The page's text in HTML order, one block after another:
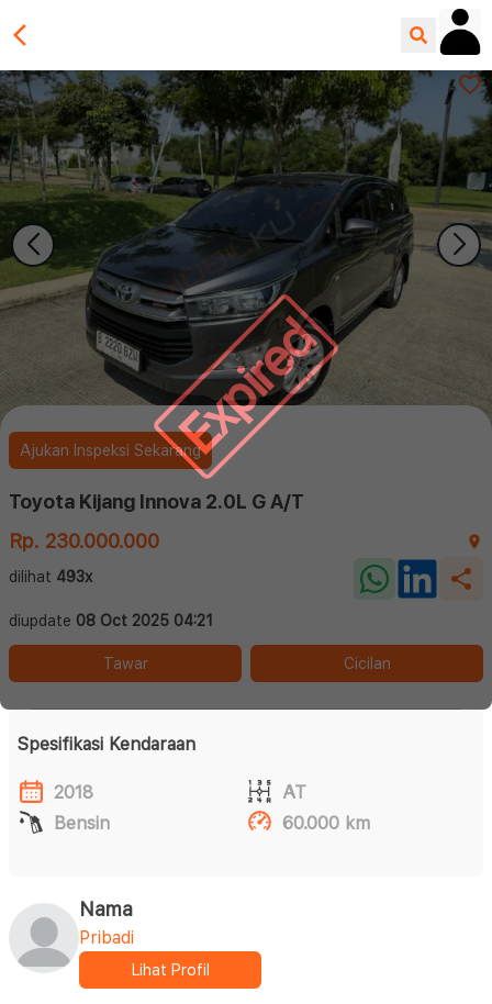
Expired
Ajukan Inspeksi Sekarang
Toyota Kijang Innova 2.0L G A/T
Rp. 230.000.000
dilihat 493x
diupdate 08 Oct 2025 04:21
Tawar Cicilan
Spesifikasi Kendaraan
2018
AT
Bensin
60.000 km
Nama
Pribadi
Lihat Profil